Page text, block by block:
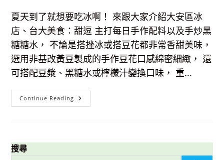
夏天到了就想要吃冰啊！ 來跟大家介紹大安區冰
店、台大美食：甜逗 主打每日手作配料以及手炒黑
糖糖水， 不論是搭挫冰或搭豆花都非常香甜美味，
選用非基改黃豆製成的手作豆花口感綿密細緻， 還
可搭配豆漿、黑糖水或檸檬汁變換口味， 重...
Continue Reading 【台
大
搜尋